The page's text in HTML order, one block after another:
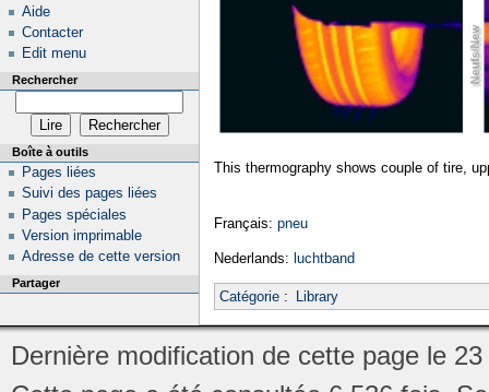
This thermography shows couple of tire,
Français: pneu
Nederlands: luchtband
Catégorie: Library
Aide
Contacter
Edit menu
Rechercher
Boîte à outils
Pages liées
Suivi des pages liées
Pages spéciales
Version imprimable
Adresse de cette version
Partager
Dernière modification de cette page le